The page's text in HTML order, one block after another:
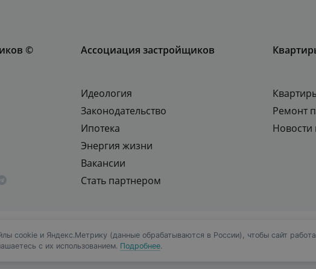
©
Ассоциация застройщиков
Идеология
Законодательство
Ипотека
Энергия жизни
Вакансии
Стать партнером
Ремонт
— объединенный отдел продаж жилой и коммерческой
«Бизнес-класса»
Политика
cookie и Яндекс.Метрику (данные обрабатываются в России), чтобы сайт
с их использованием. Подробнее.